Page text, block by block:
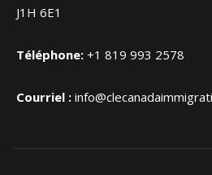
J1H 6E1
Téléphone: +1 819 993 2578
Courriel :